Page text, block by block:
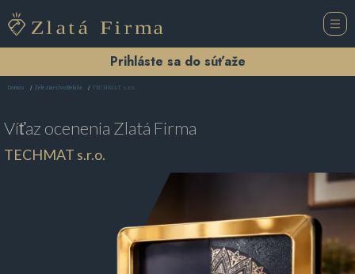
Prihláste sa do súťaže
Domov Železiarstvo Beluša TECHMAT s.r.o.
Víťaz ocenenia Zlatá Firma
TECHMAT s.r.o.